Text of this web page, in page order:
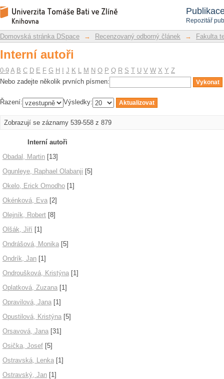
Repozitář
Interní autoři
Repozitář DSpace/Manakin
Domovská stránka DSpace → Recenzovaný odborný článek → Fakulta
Interní autoři
0-9 A B C D E F G H J K L M N O P Q R S T U V W X Y Z
Nebo zadejte několik prvních písmen:
Řazení: Výsledky:
Zobrazují se záznamy 539-558 z 879
Interní autoři
Obadal, Martin [13]
Ogunleye, Raphael Olabanji [5]
Okelo, Erick Omodho [1]
Okénková, Eva [2]
Olejník, Robert [8]
Olšák, Jiří [1]
Ondrášová, Monika [5]
Ondrík, Jan [1]
Ondroušková, Kristýna [1]
Oplatková, Zuzana [1]
Opravilová, Jana [1]
Opustilová, Kristýna [5]
Orsavová, Jana [31]
Osička, Josef [5]
Ostravská, Lenka [1]
Ostravský, Jan [1]